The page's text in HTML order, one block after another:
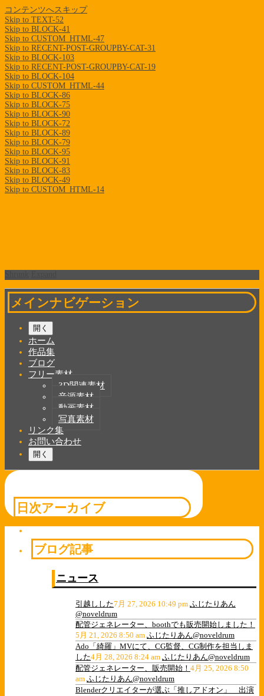
コンテンツへスキップ
Skip to TEXT-52
Skip to BLOCK-41
Skip to CUSTOM_HTML-47
Skip to RECENT-POST-GROUPBY-CAT-31
Skip to BLOCK-103
Skip to RECENT-POST-GROUPBY-CAT-19
Skip to BLOCK-104
Skip to CUSTOM_HTML-44
Skip to BLOCK-86
Skip to BLOCK-75
Skip to BLOCK-90
Skip to BLOCK-72
Skip to BLOCK-89
Skip to BLOCK-79
Skip to BLOCK-95
Skip to BLOCK-91
Skip to BLOCK-83
Skip to BLOCK-49
Skip to CUSTOM_HTML-14
メインナビゲーション
開く
ホーム
作品集
ブログ
フリー素材
3D関連素材
音源素材
動画素材
写真素材
リンク集
お問い合わせ
開く
日次アーカイブ
ブログ記事
ニュース
引越しした7月 27, 2026 10:49 pm ふじたりあん
@noveldrum
配管ジェネレーター、boothでも販売開始しました！
5月 21, 2026 8:50 am ふじたりあん@noveldrum
Ado「綺羅」MVにて、CG監督、CG制作を担当しま
した4月 28, 2026 8:24 am ふじたりあん@noveldrum
配管ジェネレーター、販売開始！ 4月 25, 2026 8:50
am ふじたりあん@noveldrum
Blenderクリエイターが選ぶ「推しアドオン」 出演